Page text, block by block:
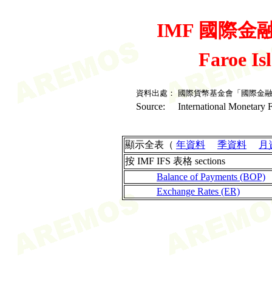
IMF 國際金
Faroe
資料出處： 國際貨幣基金會「國際金
Source: International Monetary
顯示全表（ 年資料 季資料
月
按 IMF IFS 表格 sections
Balance of Payments (BOP)
Exchange Rates (ER)